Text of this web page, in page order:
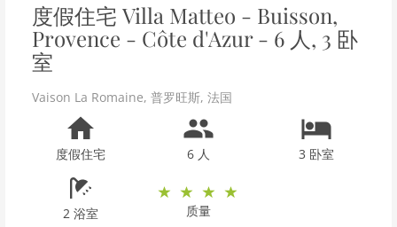
度假住宅 Villa Matteo - Buisson,
Provence - Côte d'Azur - 6 人, 3 卧
室
Vaison La Romaine, 普罗旺斯, 法国
度假住宅 6 人 3 卧室
2 浴室 质量